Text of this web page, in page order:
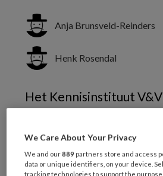
Anja Brunsveld-Reinders
Henk Rosendal
Het Kennisinstituut
Ontwikkelagenda V&VN
verpleegkundige
gelanceerd.1Dat was
We Care About Your Privacy
We and our889 partners store and access
data or unique identifiers, on your device.
tracking technologies to support the